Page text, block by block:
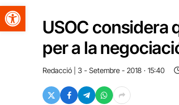
Obre la barra d'eines
USOC considera
per a la
Redacció 3 - Setembre - 2018 · 15:40